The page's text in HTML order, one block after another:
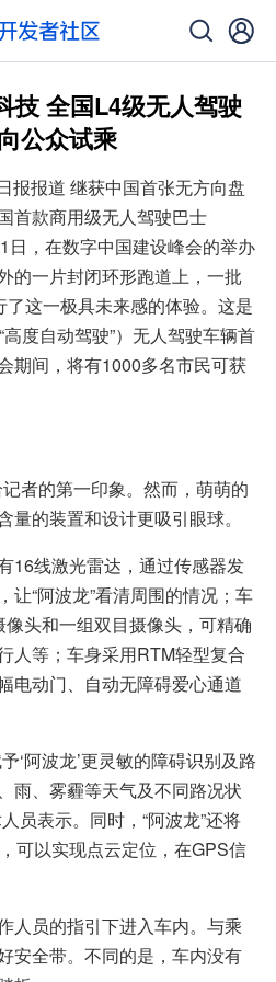
技 全国L4级无人驾驶
公众试乘
报报道 继获中国首张无方向盘
首款商用级无人驾驶巴士
，在数字中国建设峰会的举办
的一片封闭环形跑道上，一批
了这一极具未来感的体验。这是
度自动驾驶”）无人驾驶车辆首
期间，将有1000多名市民可获
者的第一印象。然而，萌萌的
的装置和设计更吸引眼球。
16线激光雷达，通过传感器发
让“阿波龙”看清周围的情况；车
头和一组双目摄像头，可精确
人等；车身采用RTM轻型复合
电动门、自动无障碍爱心通道
‘阿波龙’更灵敏的障碍识别及路
雨、雾霾等天气及不同路况状
员表示。同时，“阿波龙”还将
可以实现点云定位，在GPS信
人员的指引下进入车内。与乘
安全带。不同的是，车内没有